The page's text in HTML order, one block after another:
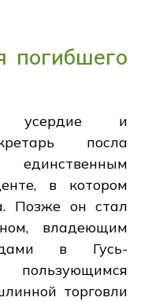
погибшего
усердие и
посла
в котором
Позже он стал
владеющим
в Гусь-
торговли